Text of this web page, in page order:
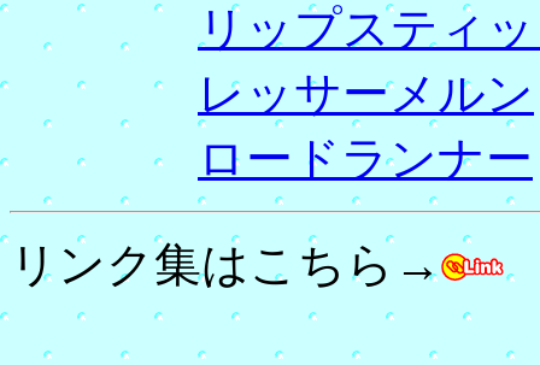
リップスティ
レッサーメルン
ロードランナー
リンク集はこちら→